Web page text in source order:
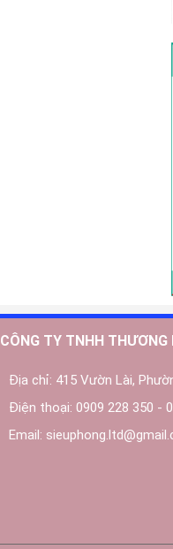
CÔNG TY TNHH THƯƠNG
Địa chỉ: 415 Vườn Lài,
Điện thoại: 0909 228 350 -
Email: